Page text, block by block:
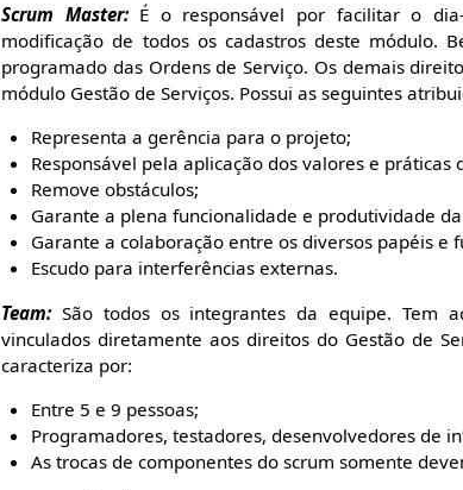
Scrum Master:É o responsável por facilitar o
modificação de todos os cadastros deste módulo.
programado das Ordens de Serviço. Os demais
módulo Gestão de Serviços. Possui as seguintes
Representa a gerência para o projeto;
Responsável pela aplicação dos valores e práticas
Remove obstáculos;
Garante a plena funcionalidade e produtividade
Garante a colaboração entre os diversos papéis e
Escudo para interferências externas.
Team:São todos os integrantes da equipe. Tem
vinculados diretamente aos direitos do Gestão de
caracteriza por:
Entre 5 e 9 pessoas;
Programadores, testadores, desenvolvedores de
As trocas de componentes do scrum somente